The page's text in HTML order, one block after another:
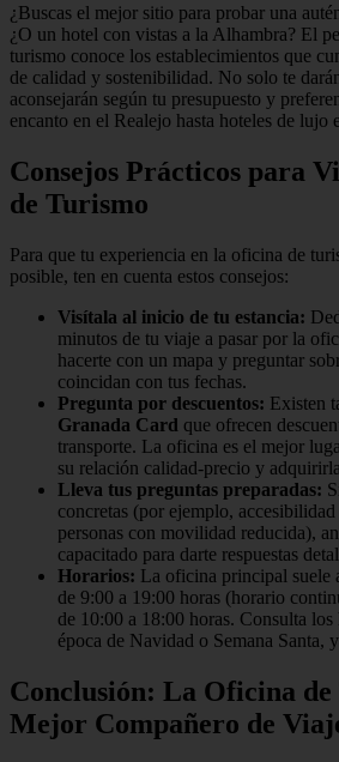
¿Buscas el mejor sitio para probar una
¿O un hotel con vistas a la Alhambra? El
turismo conoce los establecimientos que
de calidad y sostenibilidad. No solo te
aconsejarán según tu presupuesto y
encanto en el Realejo hasta hoteles de lujo
Consejos Prácticos para
de Turismo
Para que tu experiencia en la oficina de
posible, ten en cuenta estos consejos:
Visítala al inicio de tu estancia:
minutos de tu viaje a pasar por la
hacerte con un mapa y preguntar
coincidan con tus fechas.
Pregunta por descuentos: Existen
Granada Card que ofrecen
transporte. La oficina es el mejor
su relación calidad-precio y
Lleva tus preguntas preparadas:
concretas (por ejemplo,
personas con movilidad reducida),
capacitado para darte respuestas
Horarios: La oficina principal suele
de 9:00 a 19:00 horas (horario
de 10:00 a 18:00 horas. Consulta
época de Navidad o Semana Santa,
Conclusión: La Oficina
Mejor Compañero de